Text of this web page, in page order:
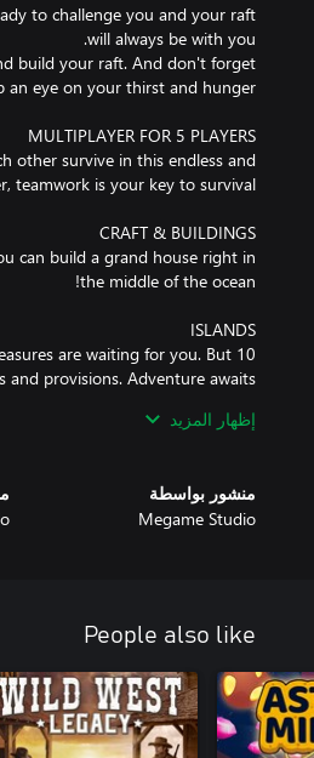
to challenge you and your raft
build your raft. And don't forget
other survive in this endless and
can build a grand house right in
are waiting for you. But
إظهار المزيد
منشور بواسطة
Megame Studio
People also like